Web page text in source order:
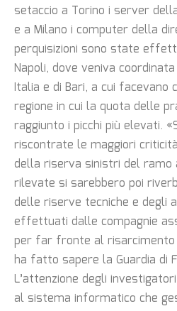
setaccio a Torino i server
e a Milano i computer della
perquisizioni sono state
Napoli, dove veniva
Italia e di Bari, a cui facevano
regione in cui la quota delle
raggiunto i picchi più elevati.
riscontrate le maggiori
della riserva sinistri del ramo
rilevate si sarebbero poi
delle riserve tecniche e degli
effettuati dalle compagnie
per far fronte al risarcimento
ha fatto sapere la Guardia di
L’attenzione degli
al sistema informatico che